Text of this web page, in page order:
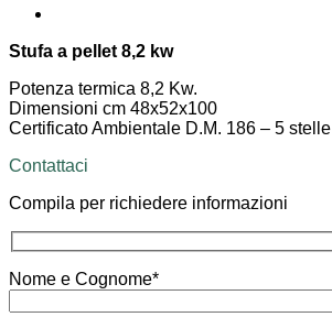
Stufa a pellet 8,2 kw
Potenza termica 8,2 Kw.
Dimensioni cm 48x52x100
Certificato Ambientale D.M. 186 – 5 stelle
Contattaci
Compila per richiedere informazioni
Nome e Cognome*